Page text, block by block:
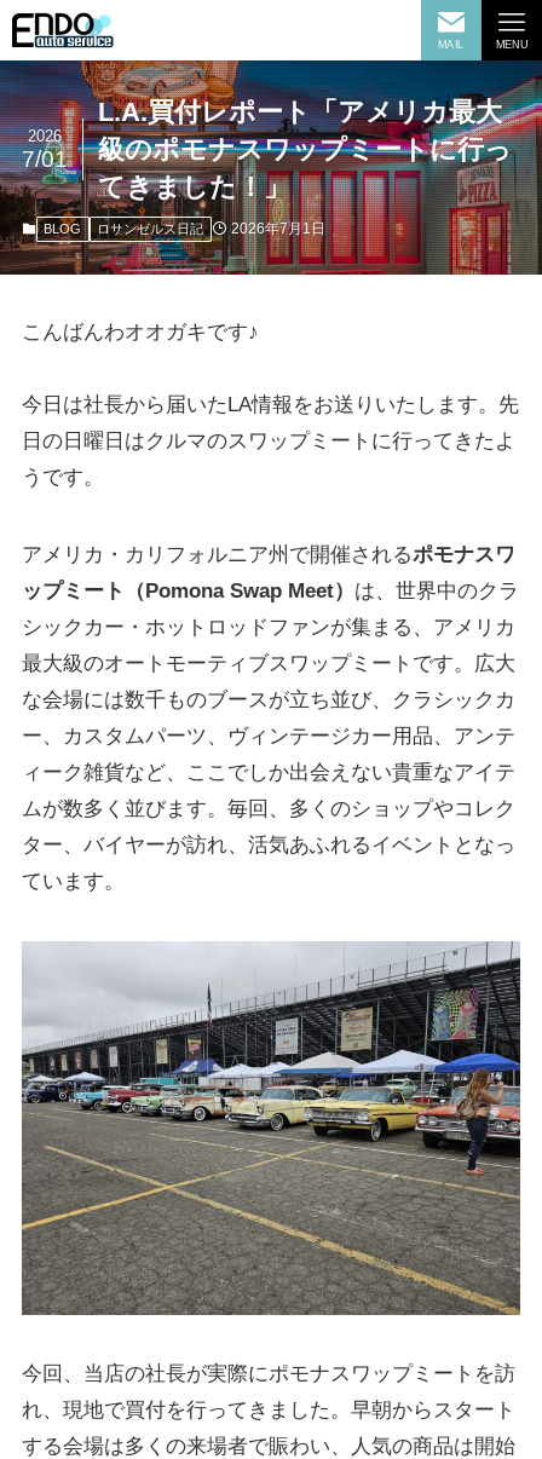
MAIL MENU
L.A.買付レポート「アメリカ最大
級のポモナスワップミートに行っ
てきました！」
2026
7/01
BLOG ロサンゼルス日記 2026年7月1日
こんばんわオオガキです♪
今日は社長から届いたLA情報をお送りいたします。先
日の日曜日はクルマのスワップミートに行ってきたよ
うです。
アメリカ・カリフォルニア州で開催されるポモナスワ
ップミート（Pomona Swap Meet） は、世界中のクラ
シックカー・ホットロッドファンが集まる、アメリカ
最大級のオートモーティブスワップミートです。広大
な会場には数千ものブースが立ち並び、クラシックカ
ー、カスタムパーツ、ヴィンテージカー用品、アンテ
ィーク雑貨など、ここでしか出会えない貴重なアイテ
ムが数多く並びます。毎回、多くのショップやコレク
ター、バイヤーが訪れ、活気あふれるイベントとなっ
ています。
今回、当店の社長が実際にポモナスワップミートを訪
れ、現地で買付を行ってきました。早朝からスタート
する会場は多くの来場者で賑わい、人気の商品は開始